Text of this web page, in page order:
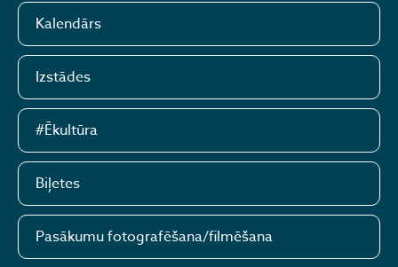
Kalendārs
Izstādes
#Ēkultūra
Biļetes
Pasākumu fotografēšana/filmēšana